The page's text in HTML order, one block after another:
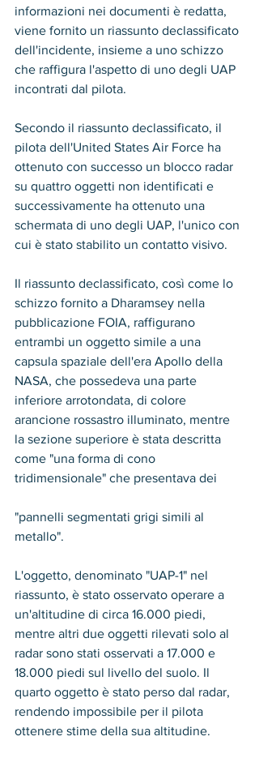
informazioni nei documenti è redatta,
viene fornito un riassunto declassificato
dell'incidente, insieme a uno schizzo
che raffigura l'aspetto di uno degli UAP
incontrati dal pilota.
Secondo il riassunto declassificato, il
pilota dell'United States Air Force ha
ottenuto con successo un blocco radar
su quattro oggetti non identificati e
successivamente ha ottenuto una
schermata di uno degli UAP, l'unico con
cui è stato stabilito un contatto visivo.
Il riassunto declassificato, così come lo
schizzo fornito a Dharamsey nella
pubblicazione FOIA, raffigurano
entrambi un oggetto simile a una
capsula spaziale dell'era Apollo della
NASA, che possedeva una parte
inferiore arrotondata, di colore
arancione rossastro illuminato, mentre
la sezione superiore è stata descritta
come "una forma di cono
tridimensionale" che presentava dei
"pannelli segmentati grigi simili al
metallo".
L'oggetto, denominato "UAP-1" nel
riassunto, è stato osservato operare a
un'altitudine di circa 16.000 piedi,
mentre altri due oggetti rilevati solo al
radar sono stati osservati a 17.000 e
18.000 piedi sul livello del suolo. Il
quarto oggetto è stato perso dal radar,
rendendo impossibile per il pilota
ottenere stime della sua altitudine.